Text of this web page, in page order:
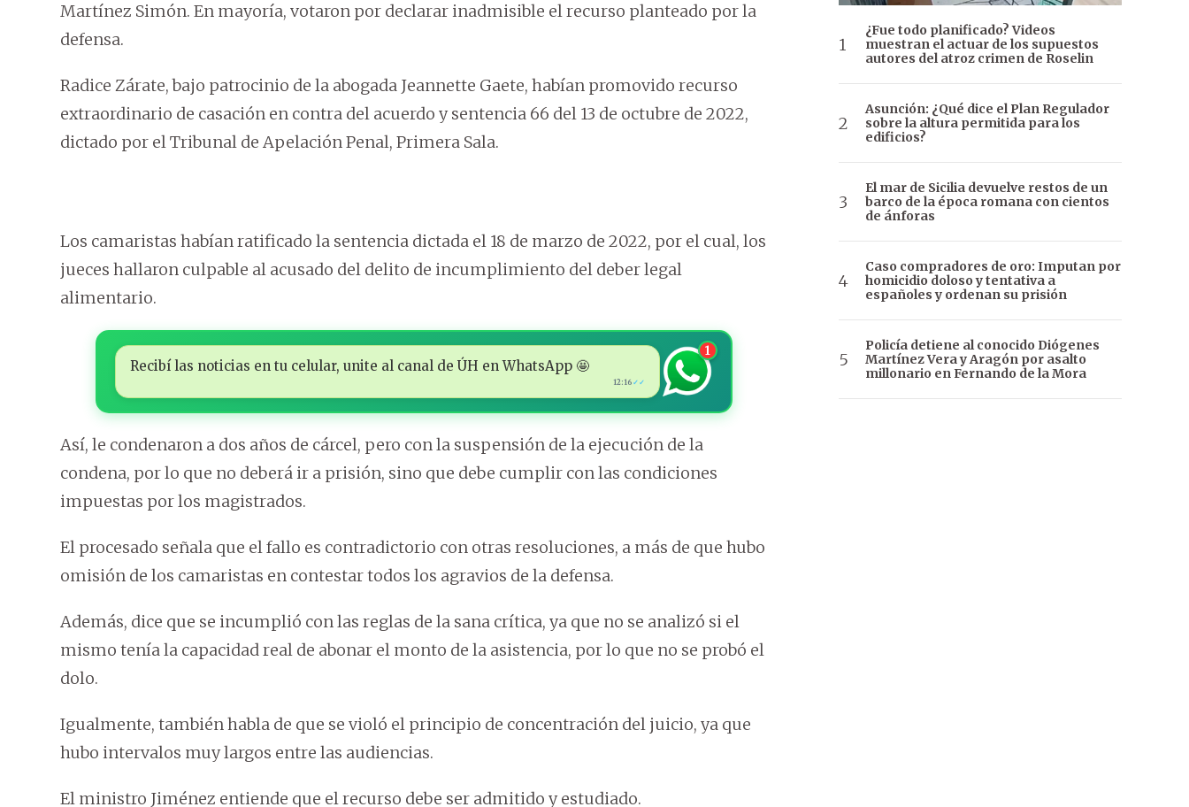
Martínez Simón. En mayoría, votaron por declarar inadmisible el recurso planteado por la
defensa.
Radice Zárate, bajo patrocinio de la abogada Jeannette Gaete, habían promovido recurso
extraordinario de casación en contra del acuerdo y sentencia 66 del 13 de octubre de 2022,
dictado por el Tribunal de Apelación Penal, Primera Sala.
Los camaristas habían ratificado la sentencia dictada el 18 de marzo de 2022, por el cual, los
jueces hallaron culpable al acusado del delito de incumplimiento del deber legal
alimentario.
Recibí las noticias en tu celular, unite al canal de ÚH en WhatsApp 🤩
12:16 ✓✓
1
Así, le condenaron a dos años de cárcel, pero con la suspensión de la ejecución de la
condena, por lo que no deberá ir a prisión, sino que debe cumplir con las condiciones
impuestas por los magistrados.
El procesado señala que el fallo es contradictorio con otras resoluciones, a más de que hubo
omisión de los camaristas en contestar todos los agravios de la defensa.
Además, dice que se incumplió con las reglas de la sana crítica, ya que no se analizó si el
mismo tenía la capacidad real de abonar el monto de la asistencia, por lo que no se probó el
dolo.
Igualmente, también habla de que se violó el principio de concentración del juicio, ya que
hubo intervalos muy largos entre las audiencias.
El ministro Jiménez entiende que el recurso debe ser admitido y estudiado.
¿Fue todo planificado? Videos
muestran el actuar de los supuestos
autores del atroz crimen de Roselin
Asunción: ¿Qué dice el Plan Regulador
sobre la altura permitida para los
edificios?
El mar de Sicilia devuelve restos de un
barco de la época romana con cientos
de ánforas
Caso compradores de oro: Imputan por
homicidio doloso y tentativa a
españoles y ordenan su prisión
Policía detiene al conocido Diógenes
Martínez Vera y Aragón por asalto
millonario en Fernando de la Mora